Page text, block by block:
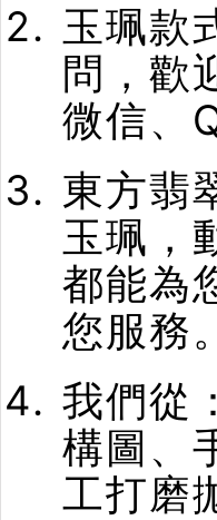
玉珮款
問，歡
微信、
東方翡
玉珮，
都能為
您服務。
我們從
構圖、
工打磨